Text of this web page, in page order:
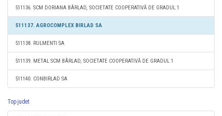
511136. SCM DORIANA BÂRLAD, SOCIETATE COOPERATIVĂ DE GRADUL 1
511137. AGROCOMPLEX BIRLAD SA
511138. RULMENTI SA
511139. METAL SCM BÂRLAD, SOCIETATE COOPERATIVĂ DE GRADUL 1
511140. CONBIRLAD SA
Top judet